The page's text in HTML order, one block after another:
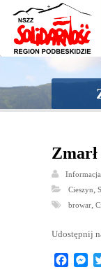
Cieszyn,
browar,
Udostępnij